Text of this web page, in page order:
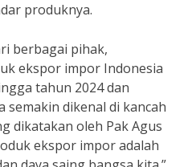
produknya.
berbagai pihak,
ekspor impor Indonesia
tahun 2024 dan
semakin dikenal di kancah
dikatakan oleh Pak Agus
ekspor impor adalah